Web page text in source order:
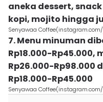
aneka dessert,
kopi, mojito hingga
Senyawaa
7. Menu minuman
Rp18.000-
Rp26.000-Rp98.000
Rp18.000-Rp45.000
Senyawaa